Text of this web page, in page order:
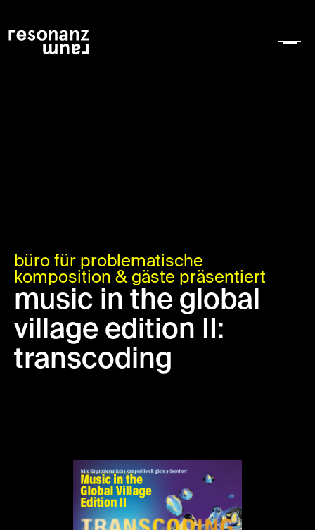
büro für problematische
komposition & gäste präsentiert
music in the global
village edition II:
transcoding